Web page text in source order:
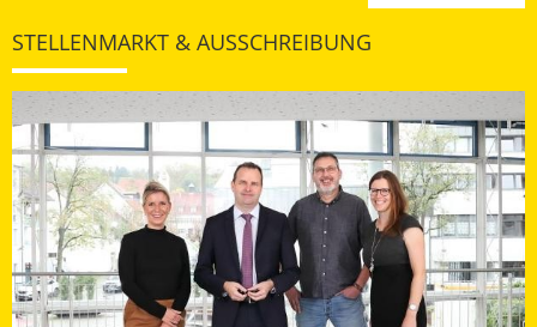
STELLENMARKT & AUSSCHREIBUNG